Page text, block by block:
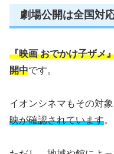
劇場公開は全国対
『映画 おでかけ子ザメ
開中です。
イオンシネマもその対象
映が確認されています。